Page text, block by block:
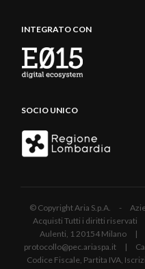
INTEGRATO CON
SOCIO UNICO
© Copyright Aria S.p.A. -
Acquisti Tutti i diritti riservati
Aulenti, 1 20154 Milano |
protocollo@pec.ariaspa.it |
Codice Fiscale, Partita IVA,